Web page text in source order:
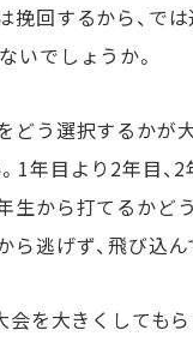
挽回するから、で
いでしょうか。
どう選択するかが
1年目より2年目、
生から打てるかど
ら逃げず、飛び込
会を大きくしても